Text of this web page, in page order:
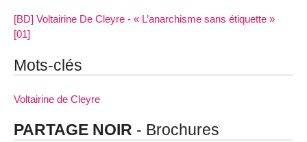
[BD] Voltairine De Cleyre - « L’anarchisme sans étiquette »
[01]
Mots-clés
Voltairine de Cleyre
PARTAGE NOIR - Brochures